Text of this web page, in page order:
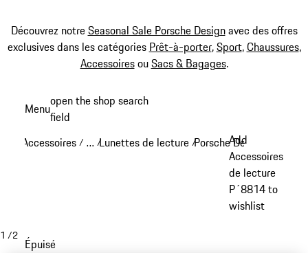
Découvrez notreSeasonal Sale Porsche Designavec des offres
exclusives dans les catégories Prêt-à-porter,Sport,Chaussures,
AccessoiresouSacs & Bagages.
principal
Menuopen the shop search
field
Accessoires / …
Reveal collapsed breadcrumb items
/Lunettes de lecture /Porsche Design
Add
Accessoires
de lecture
P´8814 to
wishlist
1 /2
Épuisé